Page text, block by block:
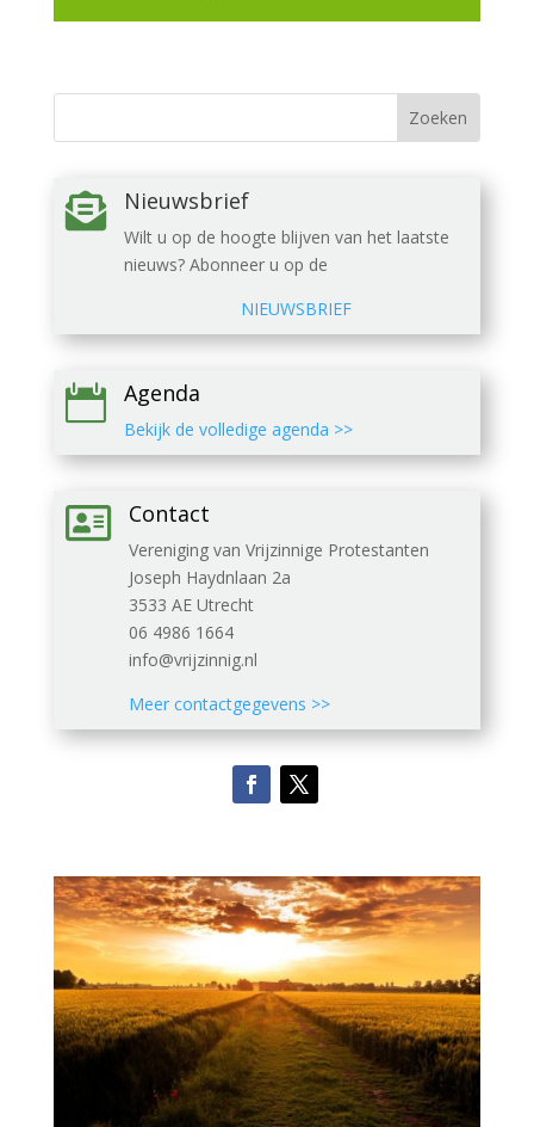
 Nieuwsbrief
Wilt u op de hoogte blijven van het laatste
nieuws? Abonneer u op de
NIEUWSBRIEF
 Agenda
Bekijk de volledige agenda >>
 Contact
Vereniging van Vrijzinnige Protestanten
Joseph Haydnlaan 2a
3533 AE Utrecht
06 4986 1664
info@vrijzinnig.nl
Meer contactgegevens >>